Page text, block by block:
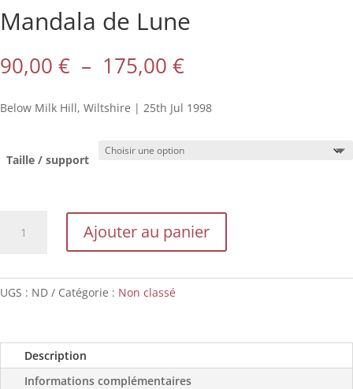
Mandala de Lune
90,00 € – 175,00 €Plage
prix :
90,00 €
175,00 €
Below Milk Hill, Wiltshire | 25th Jul 1998
Taille / support
Lune
Ajouter au panier
UGS : ND Catégorie : Non classé
Description
Informations complémentaires